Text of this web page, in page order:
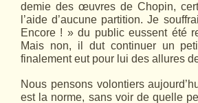
demie des œuvres de Chopin,
l’aide d’aucune partition. Je
Encore ! » du public eussent été
Mais non, il dut continuer un
finalement eut pour lui des allures
Nous pensons volontiers
est la norme, sans voir de quelle